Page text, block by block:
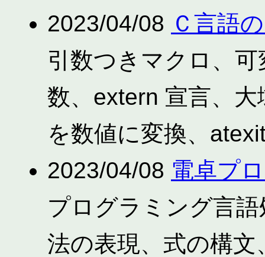
2023/04/08 Ｃ言語
引数つきマクロ、
数、extern 宣言、
を数値に変換、
2023/04/08 電卓プ
プログラミング言
法の表現、式の構